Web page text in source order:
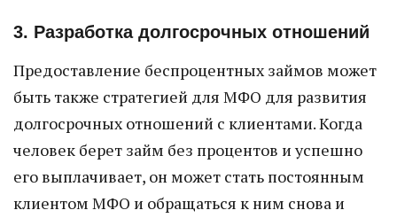
3. Разработка долгосрочных отношений
Предоставление беспроцентных займов может
быть также стратегией для МФО для развития
долгосрочных отношений с клиентами. Когда
человек берет займ без процентов и успешно
его выплачивает, он может стать постоянным
клиентом МФО и обращаться к ним снова и